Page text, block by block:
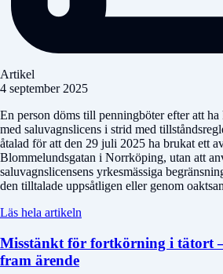
Artikel
4 september 2025
En person döms till penningböter efter att
med saluvagnslicens i strid med
åtalad för att den 29 juli 2025 ha brukat ett
Blommelundsgatan i Norrköping, utan att
saluvagnslicensens yrkesmässiga
den tilltalade uppsåtligen eller genom
Läs hela artikeln
Misstänkt för fortkörning i tätort
fram ärende